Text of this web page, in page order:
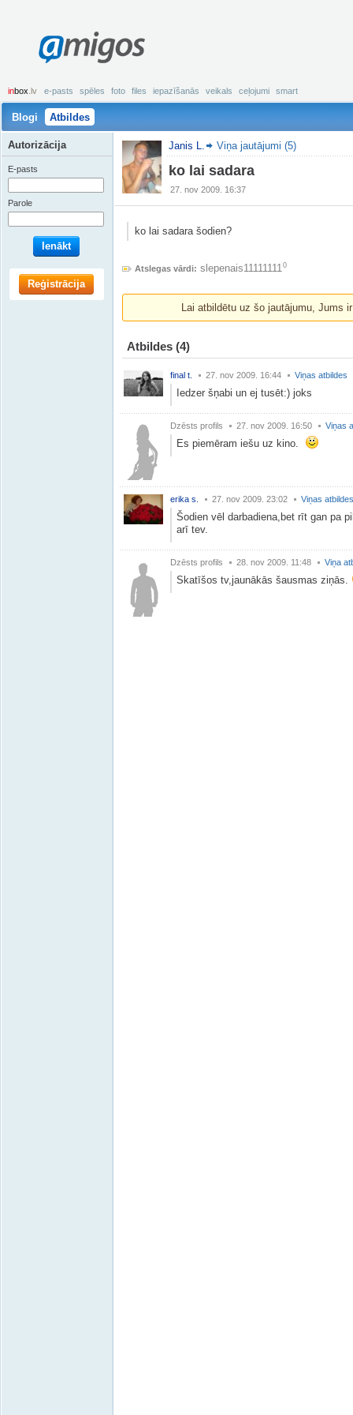
amigos
inbox .lv e-pasts spēles foto files iepazīšanās veikals ceļojumi smart
Blogi Atbildes
Janis L. Viņa jautājumi (5)
ko lai sadara
27. nov 2009. 16:37
ko lai sadara šodien?
Atslegas vārdi: slepenais111111110
Lai atbildētu uz šo jautājumu, Jums
Atbildes (4)
final t. 27. nov 2009. 16:44 Viņas atbildes
Iedzer šņabi un ej tusēt:) joks
Dzēsts profils 27. nov 2009. 16:50 Viņas
Es piemēram iešu uz kino.
erika s. 27. nov 2009. 23:02 Viņas atbildes
Šodien vēl darbadiena,bet rīt gan pa
arī tev.
Dzēsts profils 28. nov 2009. 11:48 Viņa
Skatīšos tv,jaunākās šausmas ziņās.
Autorizācija
E-pasts
Parole
Ienākt
Reģistrācija